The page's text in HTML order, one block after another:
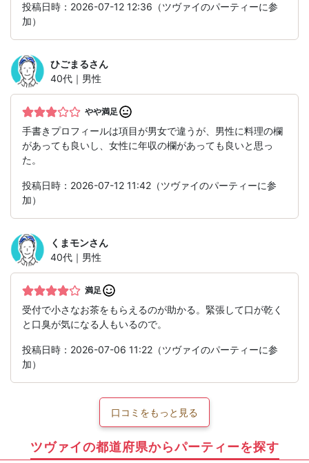
投稿日時：2026-07-12 12:36（ツヴァイのパーティーに参
加）
ひごまるさん
40代｜男性
やや満足
手書きプロフィールは項目が男女で違うが、男性に料理の欄
があっても良いし、女性に年収の欄があっても良いと思っ
た。
投稿日時：2026-07-12 11:42（ツヴァイのパーティーに参
加）
くまモンさん
40代｜男性
満足
受付で小さなお茶をもらえるのが助かる。緊張して口が乾く
と口臭が気になる人もいるので。
投稿日時：2026-07-06 11:22（ツヴァイのパーティーに参
加）
口コミをもっと見る
ツヴァイの都道府県からパーティーを探す